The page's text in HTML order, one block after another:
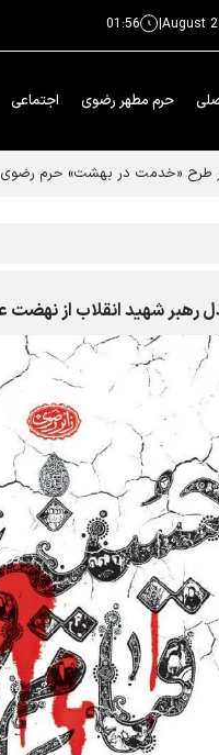
|
01:56
حرم مطهر رضوی اجتماعی
در طرح «خدمت در بهشت» حرم رضوی
شهید انقلاب از نهضت